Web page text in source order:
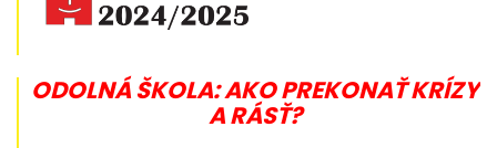
ODOLNÁ ŠKOLA: AKO PREKONAŤ KRÍZY
A RÁSŤ?